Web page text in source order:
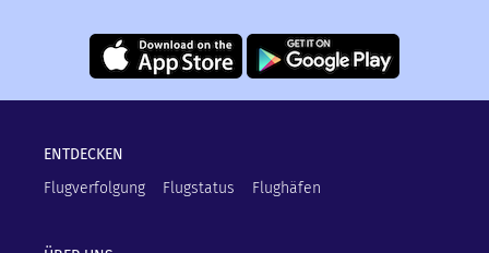
ENTDECKEN
Flugverfolgung
Flugstatus Flughäfen